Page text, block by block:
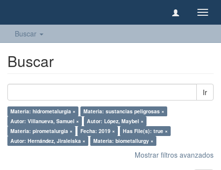
Buscar
Buscar
Ir
Materia: hidrometalurgia ×
Materia: sustancias peligrosas ×
Autor: Villanueva, Samuel ×
Autor: López, Maybel ×
Materia: pirometalurgia ×
Fecha: 2019 ×
Has File(s): true ×
Autor: Hernández, Jiraleiska ×
Materia: biometallurgy ×
Mostrar filtros avanzados